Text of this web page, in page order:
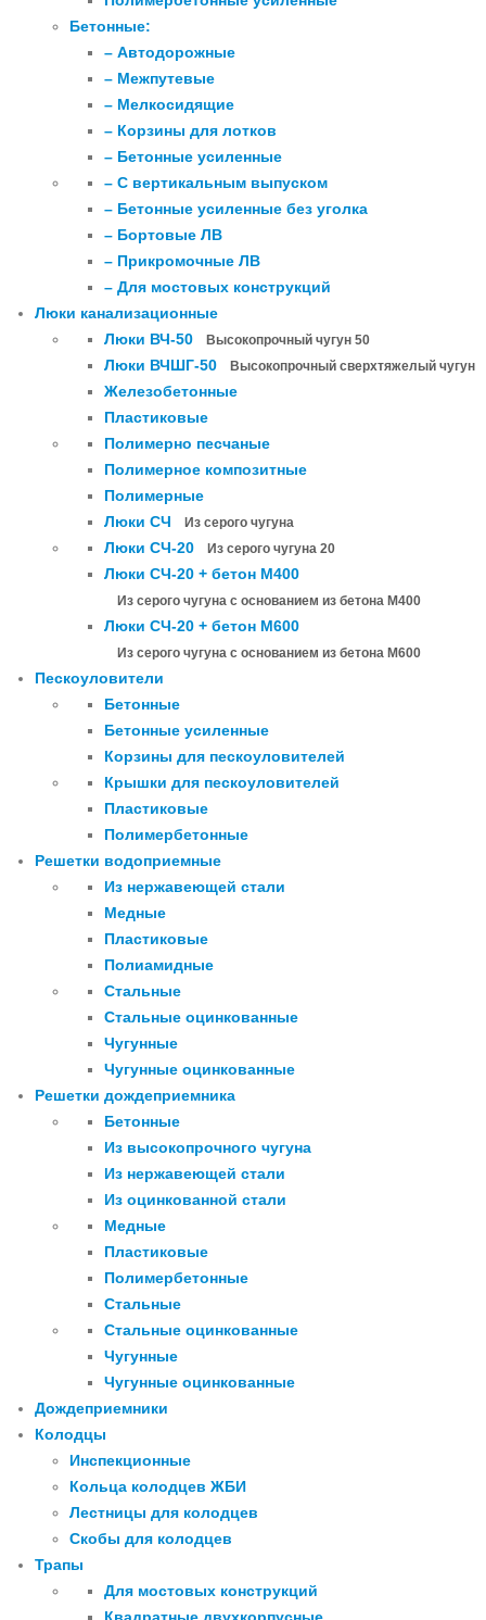
Бетонные:
– Автодорожные
– Межпутевые
– Мелкосидящие
– Корзины для лотков
– Бетонные усиленные
– С вертикальным выпуском
– Бетонные усиленные без уголка
– Бортовые ЛВ
– Прикромочные ЛВ
– Для мостовых конструкций
Люки канализационные
Люки ВЧ-50
Высокопрочный чугун 50
Люки ВЧШГ-50 Высокопрочный сверхтяжелый чугун
Железобетонные
Пластиковые
Полимерно песчаные
Полимерное композитные
Полимерные
Люки СЧ
Из серого чугуна
Люки СЧ-20 Из серого чугуна 20
Люки СЧ-20 + бетон М400
Из серого чугуна с основанием из бетона М400
Люки СЧ-20 + бетон М600
Из серого чугуна с основанием из бетона М600
Пескоуловители
Бетонные
Бетонные усиленные
Корзины для пескоуловителей
Крышки для пескоуловителей
Пластиковые
Полимербетонные
Решетки водоприемные
Из нержавеющей стали
Медные
Пластиковые
Полиамидные
Стальные
Стальные оцинкованные
Чугунные
Чугунные оцинкованные
Решетки дождеприемника
Бетонные
Из высокопрочного чугуна
Из нержавеющей стали
Из оцинкованной стали
Медные
Пластиковые
Полимербетонные
Стальные
Стальные оцинкованные
Чугунные
Чугунные оцинкованные
Дождеприемники
Колодцы
Инспекционные
Кольца колодцев ЖБИ
Лестницы для колодцев
Скобы для колодцев
Трапы
Для мостовых конструкций